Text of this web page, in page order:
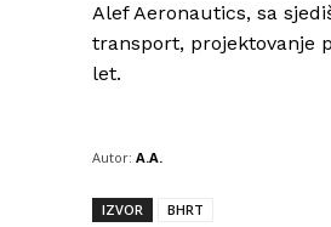
Alef Aeronautics, sa
transport, projektovanje
let.
Autor: A.A.
IZVOR BHRT